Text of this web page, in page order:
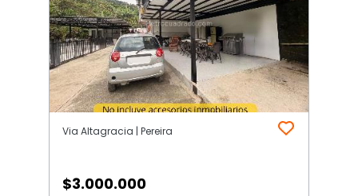
Via Altagracia | Pereira
$3.000.000